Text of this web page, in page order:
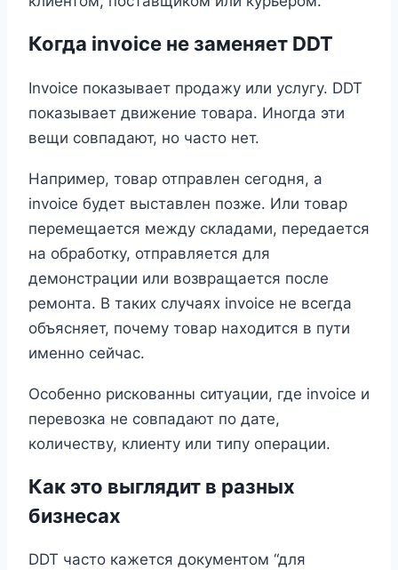
Когда invoice не заменяет DDT
Invoice показывает продажу или услугу. DDT
показывает движение товара. Иногда эти
вещи совпадают, но часто нет.
Например, товар отправлен сегодня, а
invoice будет выставлен позже. Или товар
перемещается между складами, передается
на обработку, отправляется для
демонстрации или возвращается после
ремонта. В таких случаях invoice не всегда
объясняет, почему товар находится в пути
именно сейчас.
Особенно рискованны ситуации, где invoice и
перевозка не совпадают по дате,
количеству, клиенту или типу операции.
Как это выглядит в разных
бизнесах
DDT часто кажется документом “для